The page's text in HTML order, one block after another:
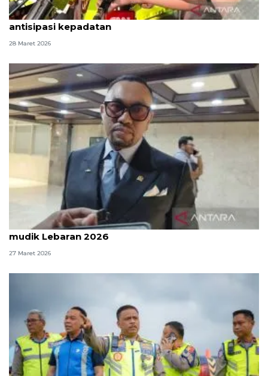
Korlantas siapkan one way lokal KM 390-KM 70
antisipasi kepadatan
28 Maret 2026
Komisi III DPR: Polri sudah kerja maksimal atur
mudik Lebaran 2026
27 Maret 2026